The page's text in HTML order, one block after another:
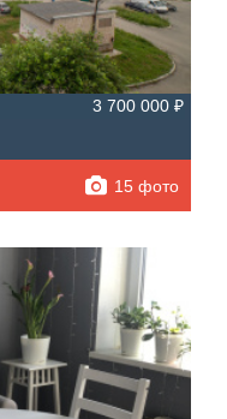
3 700 000 ₽
15 фото